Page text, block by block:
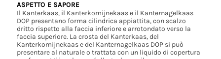
ASPETTO E SAPORE
Il Kanterkaas, il Kanterkomijnekaas e il Kanternagelkaas
DOP presentano forma cilindrica appiattita, con scalzo
dritto rispetto alla faccia inferiore e arrotondato verso la
faccia superiore. La crosta del Kanterkaas, del
Kanterkomijnekaas e del Kanternagelkaas DOP si può
presentare al naturale o trattata con un liquido di copertura